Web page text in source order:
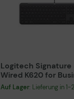
Logitech Signature
Wired K620 for
Auf Lager: Lieferung in